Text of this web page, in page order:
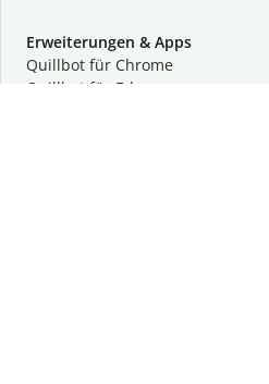
Erweiterungen & Apps
Quillbot für Chrome
Quillbot für Edge